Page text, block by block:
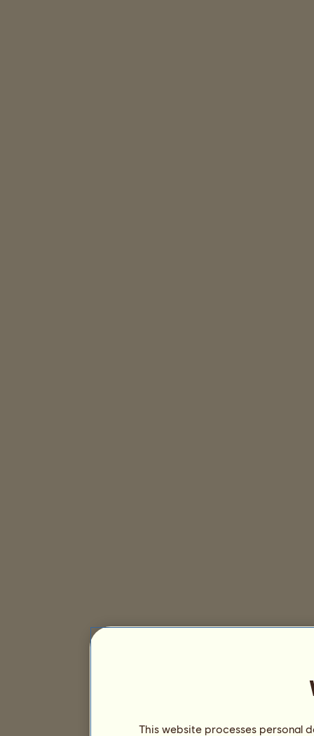
This website processes personal